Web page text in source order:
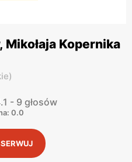
Kopernika
)
- 9 głosów
0.0